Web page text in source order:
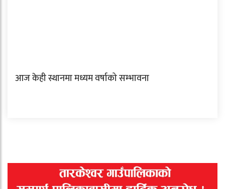
आज केही स्थानमा मध्यम वर्षाको सम्भावना